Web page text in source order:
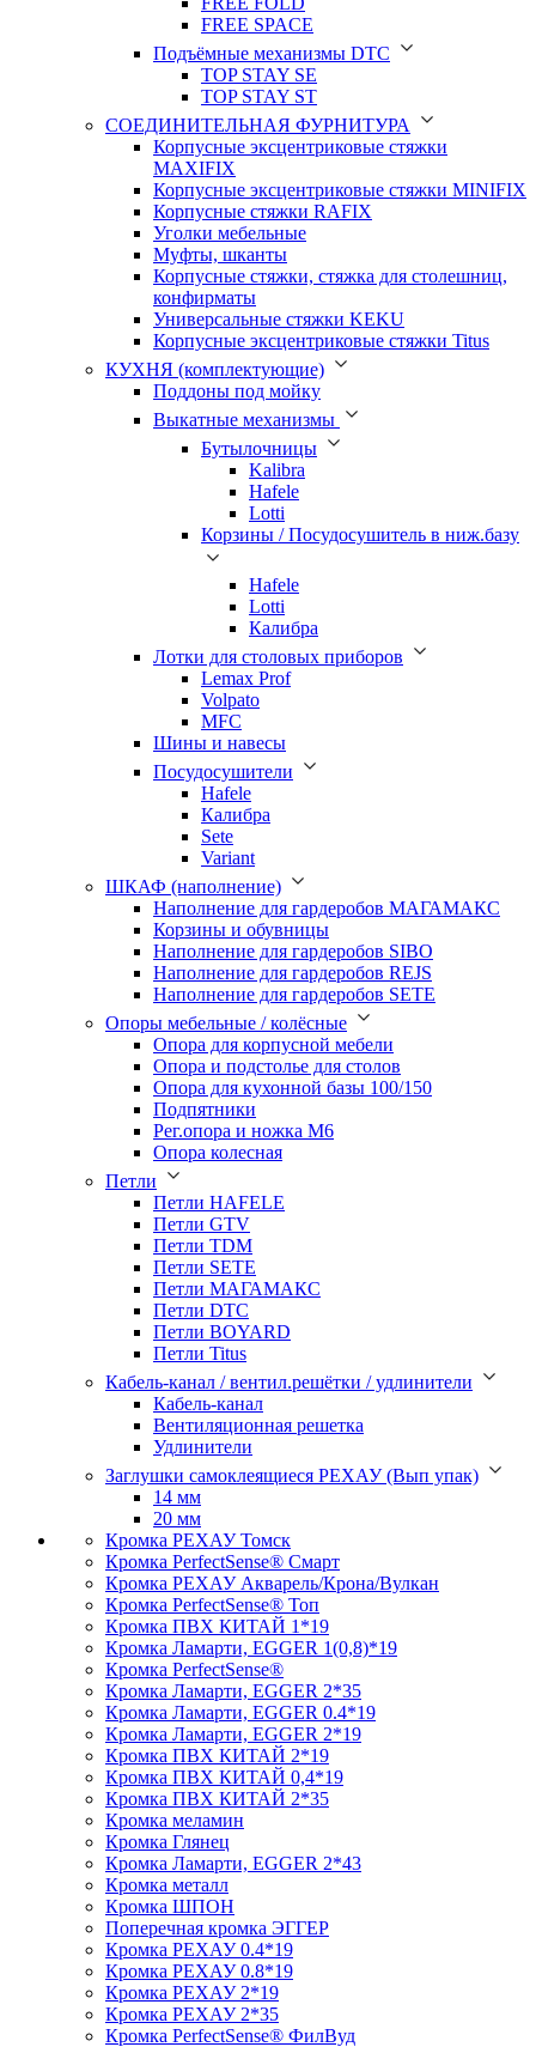
FREE SPACE
Подъёмные механизмы DTC
TOP STAY SE
TOP STAY ST
СОЕДИНИТЕЛЬНАЯ ФУРНИТУРА
Корпусные эксцентриковые стяжки
MAXIFIX
Корпусные эксцентриковые стяжки MINIFIX
Корпусные стяжки RAFIX
Уголки мебельные
Муфты, шканты
Корпусные стяжки, стяжка для столешниц,
конфирматы
Универсальные стяжки KEKU
Корпусные эксцентриковые стяжки Titus
КУХНЯ (комплектующие)
Поддоны под мойку
Выкатные механизмы
Бутылочницы
Kalibra
Hafele
Lotti
Корзины / Посудосушитель в ниж.базу
Hafele
Lotti
Калибра
Лотки для столовых приборов
Lemax Prof
Volpato
MFC
Шины и навесы
Посудосушители
Hafele
Калибра
Sete
Variant
ШКАФ (наполнение)
Наполнение для гардеробов МАГАМАКС
Корзины и обувницы
Наполнение для гардеробов SIBO
Наполнение для гардеробов REJS
Наполнение для гардеробов SETE
Опоры мебельные / колёсные
Опора для корпусной мебели
Опора и подстолье для столов
Опора для кухонной базы 100/150
Подпятники
Рег.опора и ножка М6
Опора колесная
Петли
Петли HAFELE
Петли GTV
Петли TDM
Петли SETE
Петли МАГАМАКС
Петли DTC
Петли BOYARD
Петли Titus
Кабель-канал / вентил.решётки / удлинители
Кабель-канал
Вентиляционная решетка
Удлинители
Заглушки самоклеящиеся РЕХАУ (Вып упак)
14 мм
20 мм
Кромка PЕХАУ Томск
Кромка PerfectSense® Смарт
Кромка PЕХАУ Акварель/Крона/Вулкан
Кромка PerfectSense® Топ
Кромка ПВХ КИТАЙ 1*19
Кромка Ламарти, EGGER 1(0,8)*19
Кромка PerfectSense®
Кромка Ламарти, EGGER 2*35
Кромка Ламарти, EGGER 0.4*19
Кромка Ламарти, EGGER 2*19
Кромка ПВХ КИТАЙ 2*19
Кромка ПВХ КИТАЙ 0,4*19
Кромка ПВХ КИТАЙ 2*35
Кромка меламин
Кромка Глянец
Кромка Ламарти, EGGER 2*43
Кромка металл
Кромка ШПОН
Поперечная кромка ЭГГЕР
Кромка PЕХАУ 0.4*19
Кромка PЕХАУ 0.8*19
Кромка PЕХАУ 2*19
Кромка PЕХАУ 2*35
Кромка PerfectSense® ФилВуд